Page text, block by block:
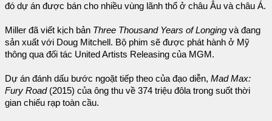
đó dự án được bán cho nhiều vùng lãnh thổ ở châu Âu và châu Á.
Miller đã viết kịch bản Three Thousand Years of Longing và đang
sản xuất với Doug Mitchell. Bộ phim sẽ được phát hành ở Mỹ
thông qua đối tác United Artists Releasing của MGM.
Dự án đánh dấu bước ngoặt tiếp theo của đạo diễn, Mad Max:
Fury Road (2015) của ông thu về 374 triệu đôla trong suốt thời
gian chiếu rạp toàn cầu.